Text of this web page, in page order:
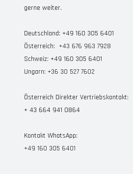
gerne weiter.
Deutschland: +49 160 305 6401
Österreich: +43 676 963 7928
Schweiz: +49 160 305 6401
Ungarn: +36 30 527 7602
Österreich Direkter Vertriebskontakt:
+ 43 664 941 0864
Kontakt WhatsApp:
+49 160 305 6401